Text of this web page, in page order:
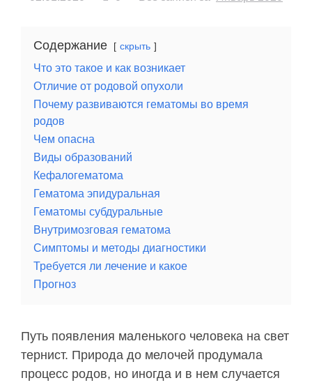
Содержание скрыть
Что это такое и как возникает
Отличие от родовой опухоли
Почему развиваются гематомы во время
родов
Чем опасна
Виды образований
Кефалогематома
Гематома эпидуральная
Гематомы субдуральные
Внутримозговая гематома
Симптомы и методы диагностики
Требуется ли лечение и какое
Прогноз
Путь появления маленького человека на свет
тернист. Природа до мелочей продумала
процесс родов, но иногда и в нем случается